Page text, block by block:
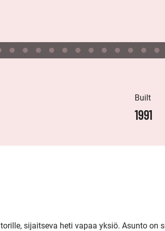
Built
1991
sijaitseva heti vapaa yksiö. Asunto on